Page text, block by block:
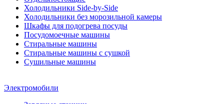
Холодильники Side-by-Side
Холодильники без морозильной камеры
Шкафы для подогрева посуды
Посудомоечные машины
Стиральные машины
Стиральные машины c сушкой
Сушильные машины
Электромобили